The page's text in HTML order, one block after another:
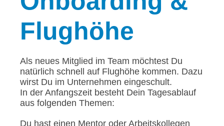
Flughöhe
Als neues Mitglied im Team möchtest Du
natürlich schnell auf Flughöhe kommen. Dazu
wirst Du im Unternehmen eingeschult.
In der Anfangszeit besteht Dein Tagesablauf
aus folgenden Themen:
Du hast einen Mentor oder Arbeitskollegen